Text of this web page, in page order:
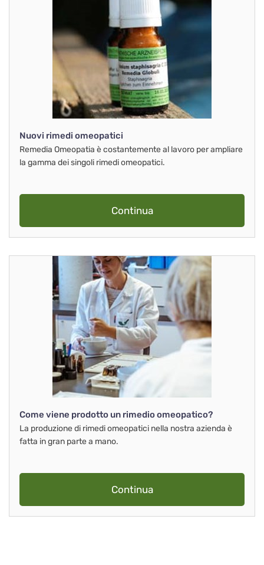
Nuovi rimedi omeopatici
Remedia Omeopatia è costantemente al lavoro per ampliare
la gamma dei singoli rimedi omeopatici.
Continua
Come viene prodotto un rimedio omeopatico?
La produzione di rimedi omeopatici nella nostra azienda è
fatta in gran parte a mano.
Continua